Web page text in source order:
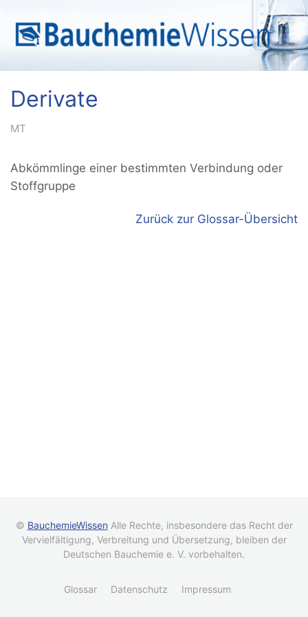
Derivate
MT
Abkömmlinge einer bestimmten Verbindung oder
Stoffgruppe
Zurück zur Glossar-Übersicht
© BauchemieWissen Alle Rechte, insbesondere das Recht der
Vervielfältigung, Verbreitung und Übersetzung, bleiben der
Deutschen Bauchemie e. V. vorbehalten.
Glossar Datenschutz Impressum